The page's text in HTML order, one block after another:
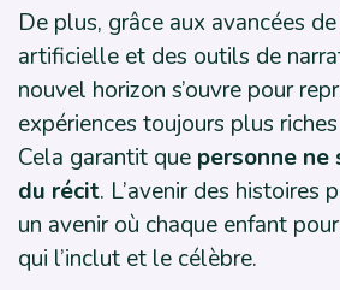
De plus, grâce aux avancées
artificielle et des outils de
nouvel horizon s’ouvre pour
expériences toujours plus
Cela garantit que personne ne
du récit. L’avenir des histoires
un avenir où chaque enfant
qui l’inclut et le célèbre.